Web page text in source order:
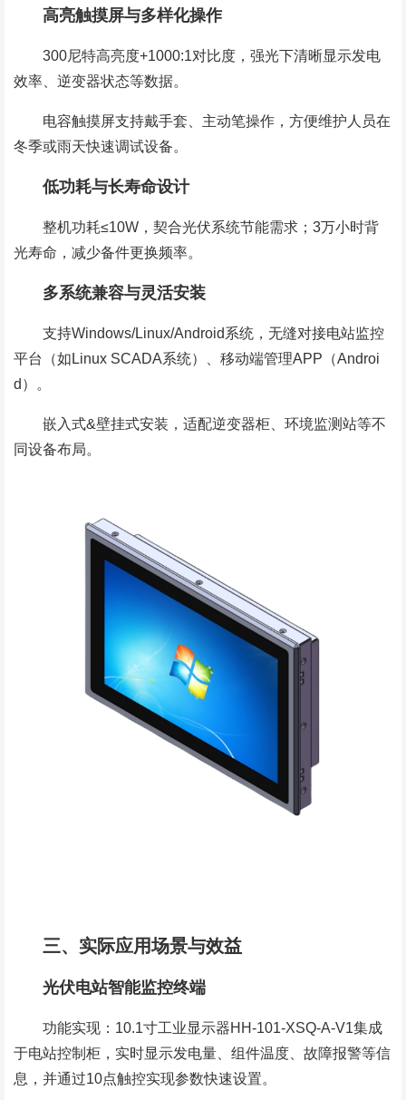
高亮触摸屏与多样化操作
300尼特高亮度+1000:1对比度，强光下清晰显示发电
效率、逆变器状态等数据。
电容触摸屏支持戴手套、主动笔操作，方便维护人员在
冬季或雨天快速调试设备。
低功耗与长寿命设计
整机功耗≤10W，契合光伏系统节能需求；3万小时背
光寿命，减少备件更换频率。
多系统兼容与灵活安装
支持Windows/Linux/Android系统，无缝对接电站监控
平台（如Linux SCADA系统）、移动端管理APP（Androi
d）。
嵌入式&壁挂式安装，适配逆变器柜、环境监测站等不
同设备布局。
三、实际应用场景与效益
光伏电站智能监控终端
功能实现：10.1寸工业显示器HH-101-XSQ-A-V1集成
于电站控制柜，实时显示发电量、组件温度、故障报警等信
息，并通过10点触控实现参数快速设置。